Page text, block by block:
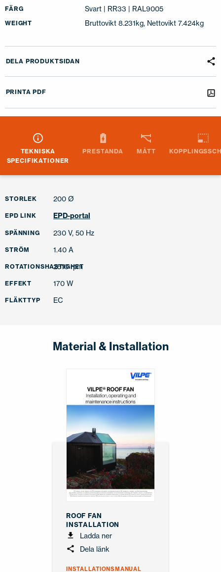
FÄRG Svart | RR33 | RAL9005
WEIGHT Bruttovikt 8.231kg, Nettovikt 7.424kg
DELA PRODUKTSIDAN
PRINTA PDF
TEKNISKA
SPECIFIKATIONER
PRESTANDA MÅTT
STORLEK 200 Ø
EPD LINK EPD-portal
SPÄNNING 230 V, 50 Hz
STRÖM 1.40 A
ROTATIONSHASTIGHET
2510 rpm
EFFEKT 170 W
FLÄKTTYP EC
Material & Installation
ROOF FAN
INSTALLATION
Ladda ner
Dela länk
INSTALLATIONSMANUAL